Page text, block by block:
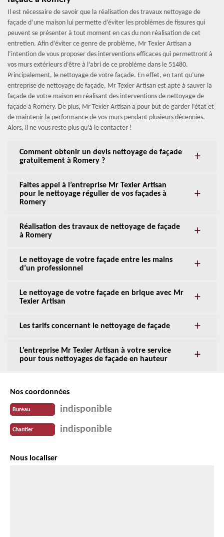
Il est nécessaire de savoir que la réalisation des travaux nettoyage de
façade d’une maison lui permette d’éviter les problèmes de fissures qui
peuvent se présenter à tout moment en cas du non réalisation de cet
entretien. Afin d’éviter ce genre de problème, Mr Texier Artisan a
l’intention de vous proposer des interventions efficaces qui permettront à
vos murs extérieurs d’être à l’abri de ce problème dans le 51480.
Principalement, le nettoyage de votre façade. En effet, en tant qu’une
entreprise de nettoyage de façade, Mr Texier Artisan est apte à sauver la
façade de votre maison en réalisant des interventions de nettoyage de
façade à Romery. De plus, Mr Texier Artisan a pour but de garder l’état et
de maintenir la performance de vos murs pendant plusieurs décennies.
Alors, il ne vous reste plus qu’à le contacter !
Comment obtenir un devis nettoyage de façade
gratuitement à Romery ?
Faites appel à l’entreprise Mr Texier Artisan
pour le nettoyage régulier de vos façades à
Romery
Réalisation des travaux de nettoyage de façade
à Romery
Le nettoyage de votre façade entre les mains
d’un professionnel
Le nettoyage de votre façade en brique avec Mr
Texier Artisan
Les tarifs concernant le nettoyage de façade
L’entreprise Mr Texier Artisan à votre service
pour tous nettoyages de façade en hauteur
Nos coordonnées
Bureau indisponible
Chantier indisponible
Nous localiser